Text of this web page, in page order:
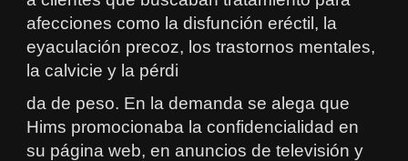
afecciones como la disfunción eréctil, la
eyaculación precoz, los trastornos mentales,
la calvicie y la pérdi
da de peso. En la demanda se alega que
Hims promocionaba la confidencialidad en
su página web, en anuncios de televisión y